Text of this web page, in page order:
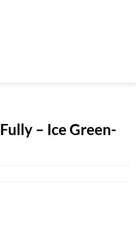
– Ice Green-